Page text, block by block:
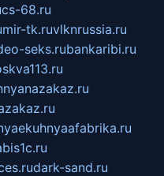
cs-68.ru
mir-tk.ruvlknrussia.ru
seks.rubankaribi.ru
dark-sand.ru